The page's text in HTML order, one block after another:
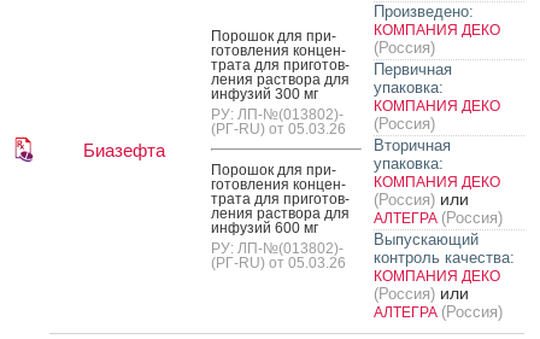
Биазефта
По­рошок для при­
готов­ле­ния кон­цен­
тра­та для при­готов­
ле­ния рас­тво­ра для
ин­фу­зий 300 мг
РУ: ЛП-№(013802)-
(РГ-RU) от 05.03.26
По­рошок для при­
готов­ле­ния кон­цен­
тра­та для при­готов­
ле­ния рас­тво­ра для
ин­фу­зий 600 мг
РУ: ЛП-№(013802)-
(РГ-RU) от 05.03.26
Произведено:
КОМПАНИЯ ДЕКО
(Россия)
Первичная
упаковка:
КОМПАНИЯ ДЕКО
(Россия)
Вторичная
упаковка:
КОМПАНИЯ ДЕКО
(Россия) или
АЛТЕГРА (Россия)
Выпускающий
контроль качества:
КОМПАНИЯ ДЕКО
(Россия) или
АЛТЕГРА (Россия)